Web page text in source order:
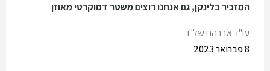
המזכיר בלינקן, גם אנחנו רוצים משטר דמוקרטי מאוזן
עו"ד אברהם של"ו
8 פברואר 2023